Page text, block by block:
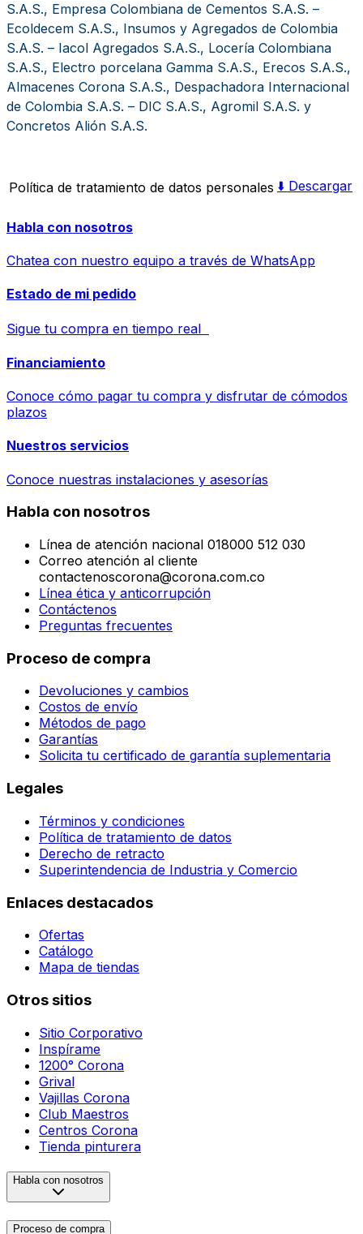
S.A.S., Empresa Colombiana de Cementos S.A.S. –
Ecoldecem S.A.S., Insumos y Agregados de Colombia
S.A.S. – Iacol Agregados S.A.S., Locería Colombiana
S.A.S., Electro porcelana Gamma S.A.S., Erecos S.A.S.,
Almacenes Corona S.A.S., Despachadora Internacional
de Colombia S.A.S. – DIC S.A.S., Agromil S.A.S. y
Concretos Alión S.A.S.
Política de tratamiento de datos personales ⬇️ Descargar
Habla con nosotros
Chatea con nuestro equipo a través de WhatsApp
Estado de mi pedido
Sigue tu compra en tiempo real
Financiamiento
Conoce cómo pagar tu compra y disfrutar de cómodos
plazos
Nuestros servicios
Conoce nuestras instalaciones y asesorías
Habla con nosotros
Línea de atención nacional 018000 512 030
Correo atención al cliente
contactenoscorona@corona.com.co
Línea ética y anticorrupción
Contáctenos
Preguntas frecuentes
Proceso de compra
Devoluciones y cambios
Costos de envío
Métodos de pago
Garantías
Solicita tu certificado de garantía suplementaria
Legales
Términos y condiciones
Política de tratamiento de datos
Derecho de retracto
Superintendencia de Industria y Comercio
Enlaces destacados
Ofertas
Catálogo
Mapa de tiendas
Otros sitios
Sitio Corporativo
Inspírame
1200° Corona
Grival
Vajillas Corona
Club Maestros
Centros Corona
Tienda pinturera
Habla con nosotros
Proceso de compra